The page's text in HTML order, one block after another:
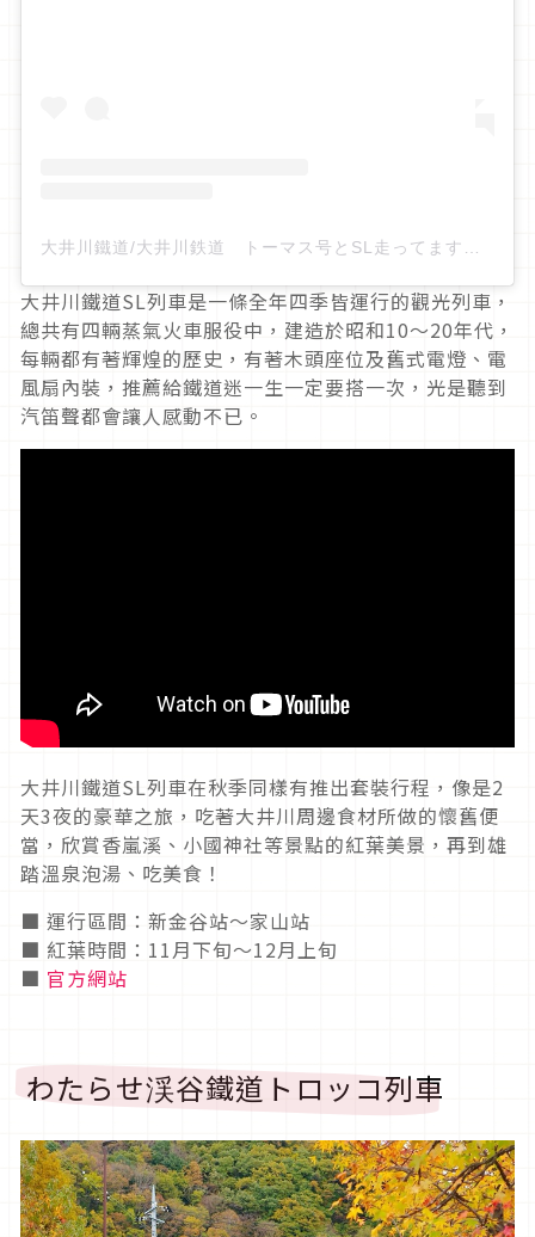
大井川鐵道SL列車是一條全年四季皆運行的觀光列車，
總共有四輛蒸氣火車服役中，建造於昭和10～20年代，
每輛都有著輝煌的歷史，有著木頭座位及舊式電燈、電
風扇內裝，推薦給鐵道迷一生一定要搭一次，光是聽到
汽笛聲都會讓人感動不已。
大井川鐵道SL列車在秋季同樣有推出套裝行程，像是2
天3夜的豪華之旅，吃著大井川周邊食材所做的懷舊便
當，欣賞香嵐溪、小國神社等景點的紅葉美景，再到雄
踏溫泉泡湯、吃美食！
■ 運行區間：新金谷站～家山站
■ 紅葉時間：11月下旬～12月上旬
■ 官方網站
わたらせ渓谷鐵道トロッコ列車